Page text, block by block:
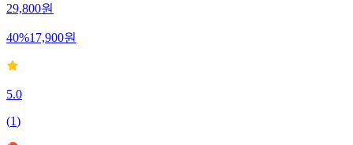
29,800원
40%17,900원
5.0
(1)